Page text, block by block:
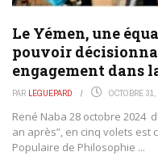
Le Yémen, une
pouvoir
engagement dans
PAR LEGUEPARD OCTOBRE
René Naba 28 octobre 2024
an après”, en cinq volets est
Populaire de Philosophie ...